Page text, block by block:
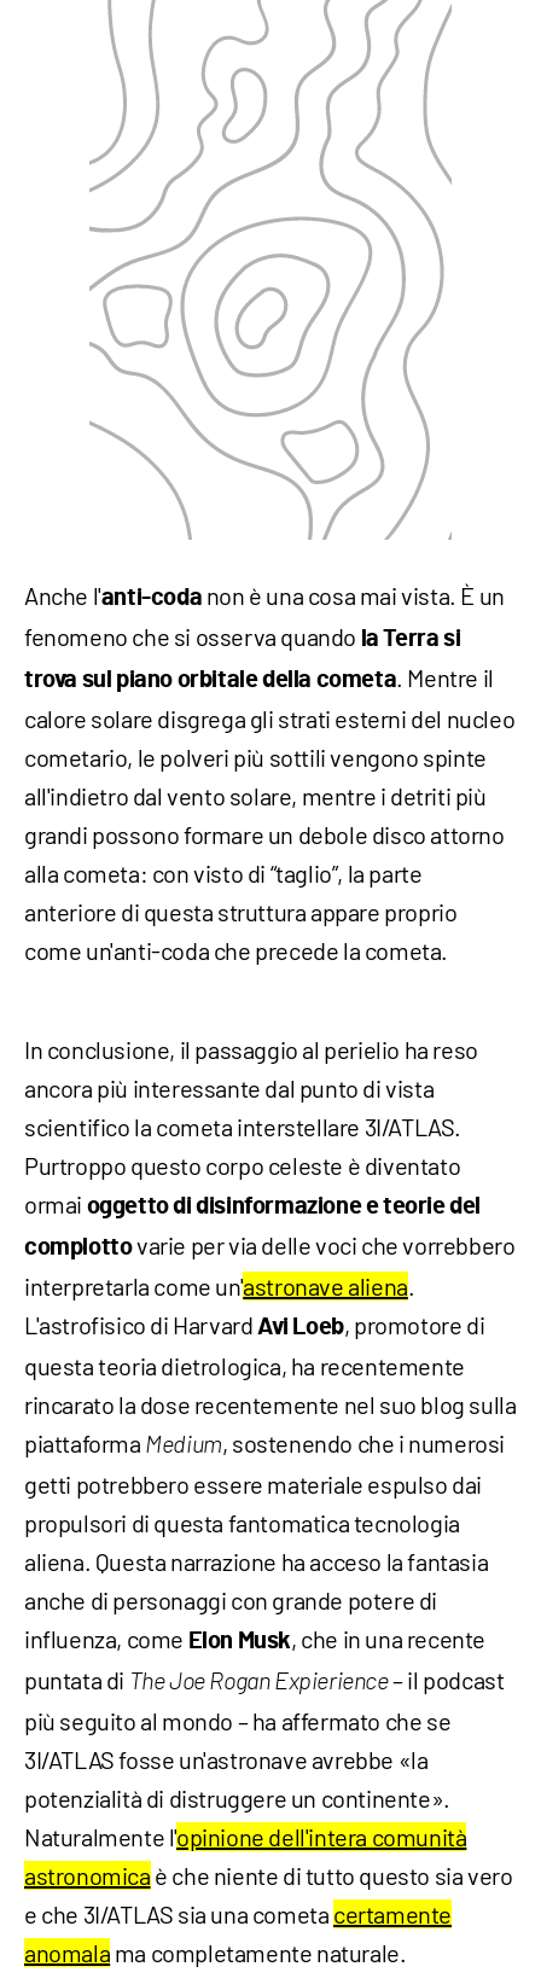
Anche l'anti-coda non è una cosa mai vista. È un
fenomeno che si osserva quando la Terra si
trova sul piano orbitale della cometa . Mentre il
calore solare disgrega gli strati esterni del nucleo
cometario, le polveri più sottili vengono spinte
all'indietro dal vento solare, mentre i detriti più
grandi possono formare un debole disco attorno
alla cometa: con visto di “taglio”, la parte
anteriore di questa struttura appare proprio
come un'anti-coda che precede la cometa.
In conclusione, il passaggio al perielio ha reso
ancora più interessante dal punto di vista
scientifico la cometa interstellare 3I/ATLAS.
Purtroppo questo corpo celeste è diventato
ormai oggetto di disinformazione e teorie del
complottovarie per via delle voci che vorrebbero
interpretarla come un'astronave aliena
L'astrofisico di Harvard Avi Loeb, promotore di
questa teoria dietrologica, ha recentemente
rincarato la dose recentemente nel suo blog sulla
piattaforma Medium, sostenendo che i numerosi
getti potrebbero essere materiale espulso dai
propulsori di questa fantomatica tecnologia
aliena. Questa narrazione ha acceso la fantasia
anche di personaggi con grande potere di
influenza, come Elon Musk, che in una recente
puntata di The Joe Rogan Expierience– il podcast
più seguito al mondo – ha affermato che se
3I/ATLAS fosse un'astronave avrebbe «la
potenzialità di distruggere un continente».
Naturalmente l'opinione dell'intera comunità
astronomica è che niente di tutto questo sia vero
e che 3I/ATLAS sia una cometa certamente
anomala ma completamente naturale.